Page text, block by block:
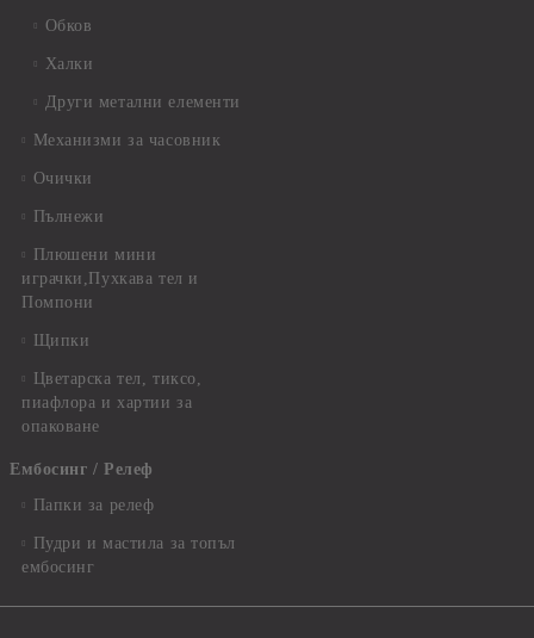
Обков
Халки
Други метални елементи
Механизми за часовник
Очички
Пълнежи
Плюшени мини
играчки,Пухкава тел и
Помпони
Щипки
Цветарска тел, тиксо,
пиафлора и хартии за
опаковане
Ембосинг / Релеф
Папки за релеф
Пудри и мастила за топъл
ембосинг